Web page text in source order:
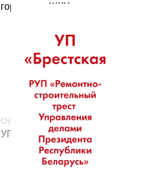
городское ЖКХ»
Отзыв:
УП «БрестскаяСПМК-40»